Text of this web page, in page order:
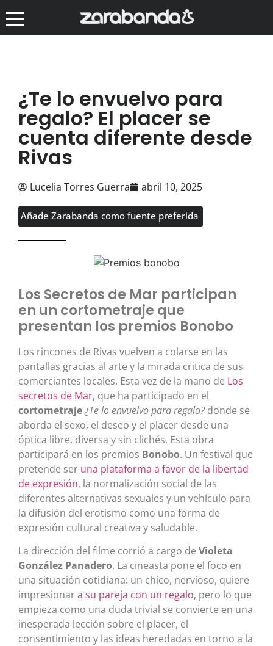
¿Te lo envuelvo para
regalo? El placer se
cuenta diferente desde
Rivas
Lucelia Torres Guerra abril 10, 2025
Añade Zarabanda como fuente preferida
Los Secretos de Mar participan
en un cortometraje que
presentan los premios Bonobo
Los rincones de Rivas vuelven a colarse en las
pantallas gracias al arte y la mirada critica de sus
comerciantes locales. Esta vez de la mano de Los
secretos de Mar, que ha participado en el
cortometraje¿Te lo envuelvo para regalo? donde se
aborda el sexo, el deseo y el placer desde una
óptica libre, diversa y sin clichés. Esta obra
participará en los premios Bonobo. Un festival que
pretende ser una plataforma a favor de la libertad
de expresión, la normalización social de las
diferentes alternativas sexuales y un vehículo para
la difusión del erotismo como una forma de
expresión cultural creativa y saludable.
La dirección del filme corrió a cargo de Violeta
González Panadero. La cineasta pone el foco en
una situación cotidiana: un chico, nervioso, quiere
impresionara su pareja con un regalo, pero lo que
empieza como una duda trivial se convierte en una
inesperada lección sobre el placer, el
consentimiento y las ideas heredadas en torno a la